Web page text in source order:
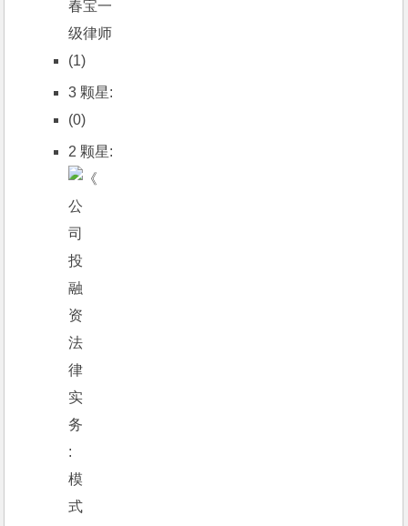
(1)
3 颗星:
(0)
2 颗星: